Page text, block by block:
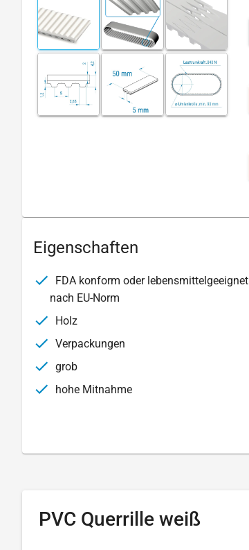
Eigenschaften
FDA konform oder lebensmittelgeeignet
nach EU-Norm
Holz
Verpackungen
grob
hohe Mitnahme
PVC Querrille weiß